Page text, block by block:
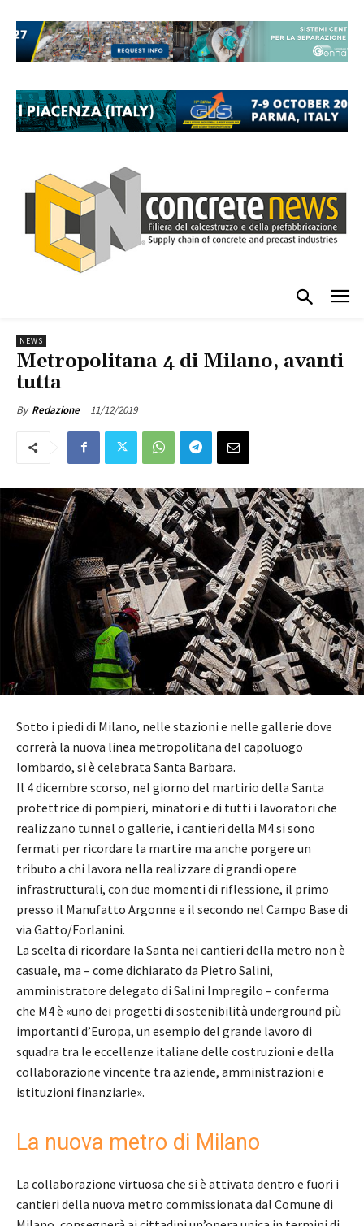
NEWS
Metropolitana 4 di Milano, avanti
tutta
By Redazione 11/12/2019
Sotto i piedi di Milano, nelle stazioni e nelle gallerie dove
correrà la nuova linea metropolitana del capoluogo
lombardo, si è celebrata Santa Barbara.
Il 4 dicembre scorso, nel giorno del martirio della Santa
protettrice di pompieri, minatori e di tutti i lavoratori che
realizzano tunnel o gallerie, i cantieri della M4 si sono
fermati per ricordare la martire ma anche porgere un
tributo a chi lavora nella realizzare di grandi opere
infrastrutturali, con due momenti di riflessione, il primo
presso il Manufatto Argonne e il secondo nel Campo Base di
via Gatto/Forlanini.
La scelta di ricordare la Santa nei cantieri della metro non è
casuale, ma – come dichiarato da Pietro Salini,
amministratore delegato di Salini Impregilo – conferma
che M4 è «uno dei progetti di sostenibilità underground più
importanti d’Europa, un esempio del grande lavoro di
squadra tra le eccellenze italiane delle costruzioni e della
collaborazione vincente tra aziende, amministrazioni e
istituzioni finanziarie».
La nuova metro di Milano
La collaborazione virtuosa che si è attivata dentro e fuori i
cantieri della nuova metro commissionata dal Comune di